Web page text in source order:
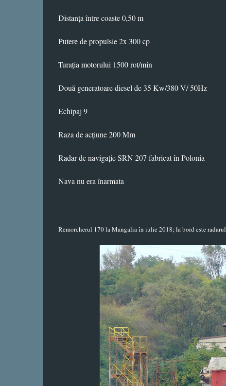
Distanța între coaste 0,50 m
Putere de propulsie 2x 300 cp
Turația motorului 1500 rot/min
Două generatoare diesel de 35 Kw/380 V/ 50Hz
Echipaj 9
Raza de acțiune 200 Mm
Radar de navigație SRN 207 fabricat în Polonia
Nava nu era înarmata
Remorcherul 170 la Mangalia în iulie 2018; la bord este radarul